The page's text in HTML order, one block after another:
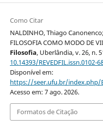
Como Citar
NALDINHO, Thiago
FILOSOFIA COMO MODO DE
Filosofia, Uberlândia, v. 26, n.
10.14393/REVEDFIL.issn.0102-
Disponível em:
https://seer.ufu.br/index.php/
Acesso em: 7 ago. 2026.
Formatos de Citação